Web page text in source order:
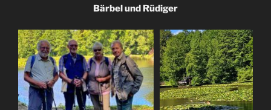
Bärbel und Rüdiger